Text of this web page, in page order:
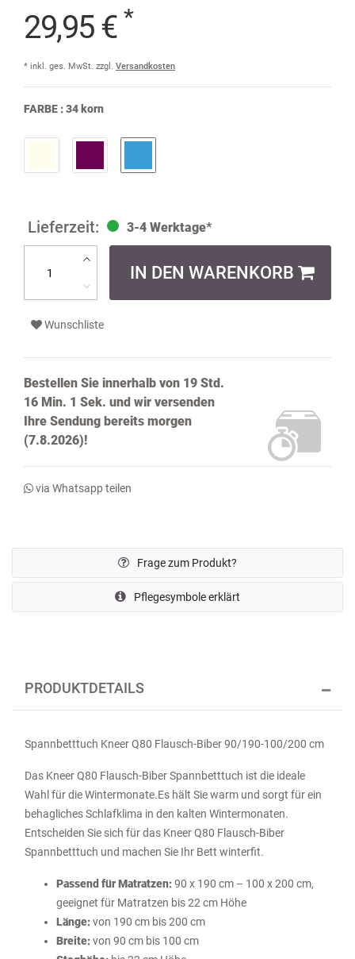
29,95 € *
* inkl. ges. MwSt. zzgl. Versandkosten
FARBE :34 korn
3-4 Werktage*
IN DEN WARENKORB
Wunschliste
Bestellen Sie innerhalb von 19 Std.
16 Min. 1 Sek. und wir versenden
Ihre Sendung bereits morgen
(7.8.2026)!
via Whatsapp teilen
Frage zum Produkt?
Pflegesymbole erklärt
PRODUKTDETAILS
Spannbetttuch Kneer Q80 Flausch-Biber 90/190-100/200 cm
Das Kneer Q80 Flausch-Biber Spannbetttuch ist die ideale
Wahl für die Wintermonate.Es hält Sie warm und sorgt für ein
behagliches Schlafklima in den kalten Wintermonaten.
Entscheiden Sie sich für das Kneer Q80 Flausch-Biber
Spannbetttuch und machen Sie Ihr Bett winterfit.
Passend für Matratzen:90 x 190 cm – 100 x 200 cm,
geeignet für Matratzen bis 22 cm Höhe
Länge:von 190 cm bis 200 cm
Breite:von 90 cm bis 100 cm